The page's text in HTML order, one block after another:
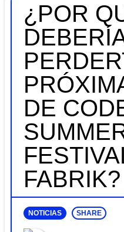
¿POR
DE
FABRIK?
NOTICIAS SHARE